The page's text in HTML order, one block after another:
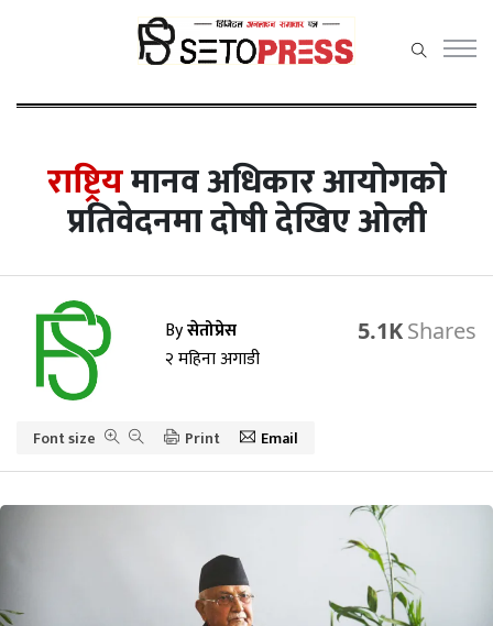
सेतोप्रेस
राजनीति
प्रदेश समाचार
अर्थ/वाणिज्य
कला / मनोरञ्जन
राष्ट्रियमानव अधिकार आयोगको
प्रतिवेदनमा दोषी देखिए ओली
Byसेतोप्रेस
२ महिना अगाडी
5.1K
Font size Print Email